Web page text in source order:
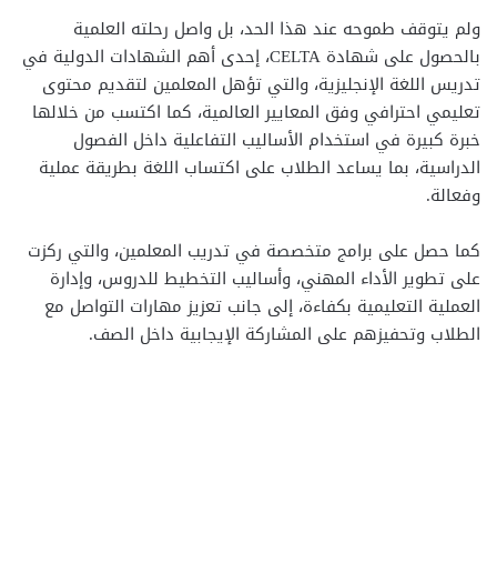
ولم يتوقف طموحه عند هذا الحد، بل واصل رحلته العلمية
بالحصول على شهادة CELTA، إحدى أهم الشهادات الدولية في
تدريس اللغة الإنجليزية، والتي تؤهل المعلمين لتقديم محتوى
تعليمي احترافي وفق المعايير العالمية، كما اكتسب من خلالها
خبرة كبيرة في استخدام الأساليب التفاعلية داخل الفصول
الدراسية، بما يساعد الطلاب على اكتساب اللغة بطريقة عملية
وفعالة.
كما حصل على برامج متخصصة في تدريب المعلمين، والتي ركزت
على تطوير الأداء المهني، وأساليب التخطيط للدروس، وإدارة
العملية التعليمية بكفاءة، إلى جانب تعزيز مهارات التواصل مع
الطلاب وتحفيزهم على المشاركة الإيجابية داخل الصف.